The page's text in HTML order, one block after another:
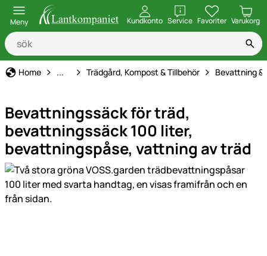
Meny Kundkonto ServiceöppnaFavoriter Varukorg
Home Hem & Trädgård
... Trädgård, Kompost & Tillbehör Bevattning
Bevattningssäck för träd,
bevattningssäck 100 liter,
bevattningspåse, vattning av träd
Produktgaleri